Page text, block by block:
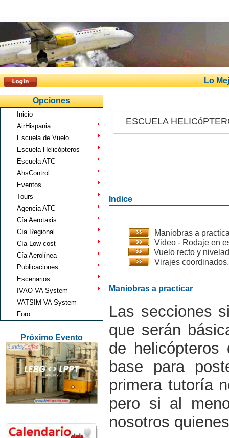
Lo
Opciones
Inicio
AirHispania
Escuela de Vuelo
Escuela Helicópteros
Escuela ATC
AhsControl
Eventos
Tours
Agencia ATC
Cía Aerotaxis
Cía Regional
Cía Low-cost
Cía Aerolínea
Publicaciones
Escenarios
IVAO VA System
VATSIM VA System
Foro
Próximo Evento
ESCUELA
Indice
Maniobras a
Video - Rodaje en
Vuelo recto y
Virajes coordinados.
Maniobras a practicar
Las secciones
que serán
de
base para
primera tutoría
pero si al
nosotros